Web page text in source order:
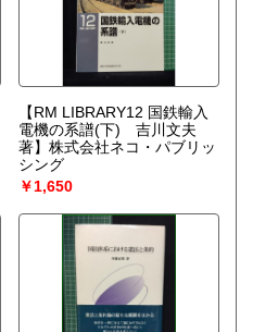
【RM LIBRARY12 国鉄輸入
電機の系譜(下) 吉川文夫
著】株式会社ネコ・パブリッ
シング
￥1,650